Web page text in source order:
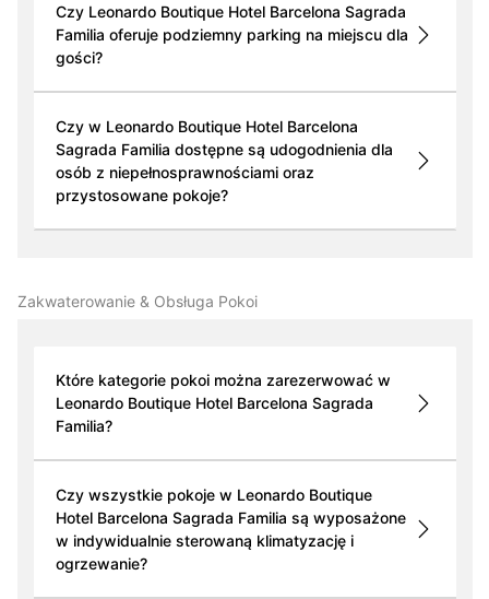
Czy Leonardo Boutique Hotel Barcelona Sagrada
Familia oferuje podziemny parking na miejscu dla
gości?
Czy w Leonardo Boutique Hotel Barcelona
Sagrada Familia dostępne są udogodnienia dla
osób z niepełnosprawnościami oraz
przystosowane pokoje?
Zakwaterowanie & Obsługa Pokoi
Które kategorie pokoi można zarezerwować w
Leonardo Boutique Hotel Barcelona Sagrada
Familia?
Czy wszystkie pokoje w Leonardo Boutique
Hotel Barcelona Sagrada Familia są wyposażone
w indywidualnie sterowaną klimatyzację i
ogrzewanie?